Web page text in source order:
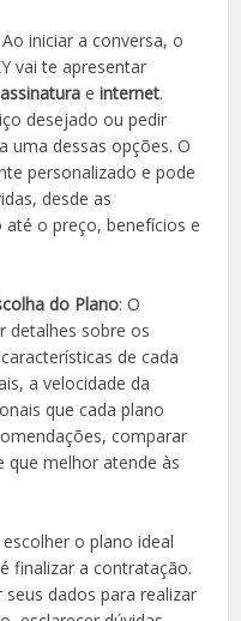
Ao iniciar a conversa, o
vai te apresentar
einternet.
desejado ou pedir
uma dessas opções. O
personalizado e pode
desde as
até o preço, benefícios e
do Plano: O
detalhes sobre os
de cada
a velocidade da
que cada plano
comparar
que melhor atende às
escolher o plano ideal
finalizar a contratação.
seus dados para realizar